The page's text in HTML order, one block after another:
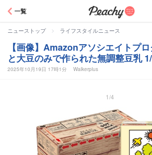
一覧
ニューストップ > ライフスタイルニュース
【画像】Amazonアソシエイトプ
と大豆のみで作られた無調整豆乳
2025年10月19日 17時1分 Walkerplus
1/4